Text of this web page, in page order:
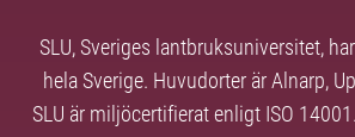
SLU, Sveriges lantbruksuniversitet,
hela Sverige. Huvudorter är Alnarp,
SLU är miljöcertifierat enligt ISO